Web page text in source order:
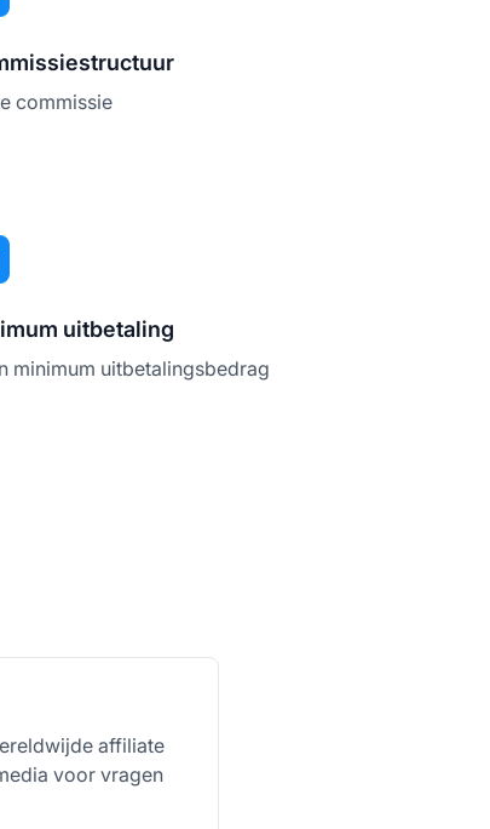
commissie
uitbetaling
minimum uitbetalingsbedrag
affiliate
voor vragen